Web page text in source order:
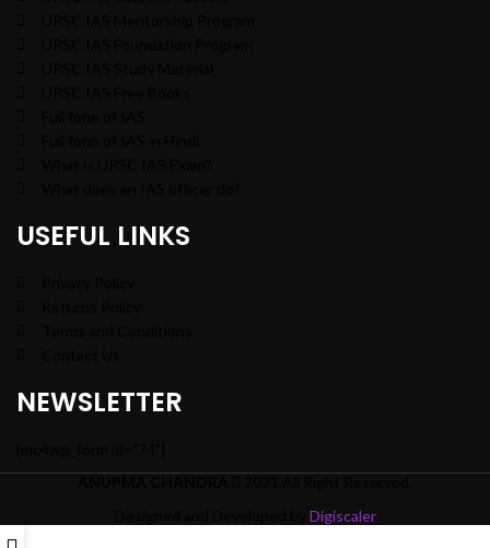
USEFUL LINKS
NEWSLETTER
Digiscaler